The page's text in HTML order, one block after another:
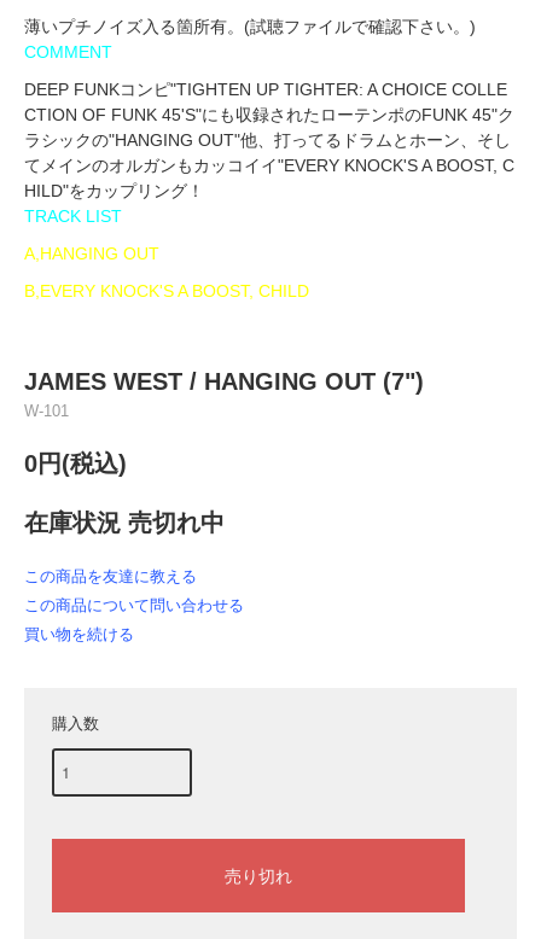
薄いプチノイズ入る箇所有。(試聴ファイルで確認下さい。)
COMMENT
DEEP FUNKコンピ"TIGHTEN UP TIGHTER: A CHOICE COLLE
CTION OF FUNK 45'S"にも収録されたローテンポのFUNK 45"ク
ラシックの"HANGING OUT"他、打ってるドラムとホーン、そし
てメインのオルガンもカッコイイ"EVERY KNOCK'S A BOOST, C
HILD"をカップリング！
TRACK LIST
A,HANGING OUT
B,EVERY KNOCK'S A BOOST, CHILD
JAMES WEST / HANGING OUT (7")
W-101
0円(税込)
在庫状況 売切れ中
この商品を友達に教える
この商品について問い合わせる
買い物を続ける
購入数